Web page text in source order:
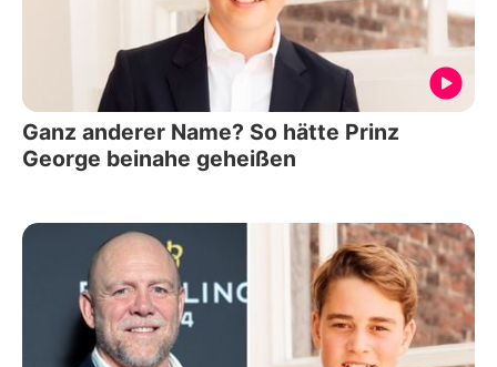
Ganz anderer Name? So hätte Prinz
George beinahe geheißen